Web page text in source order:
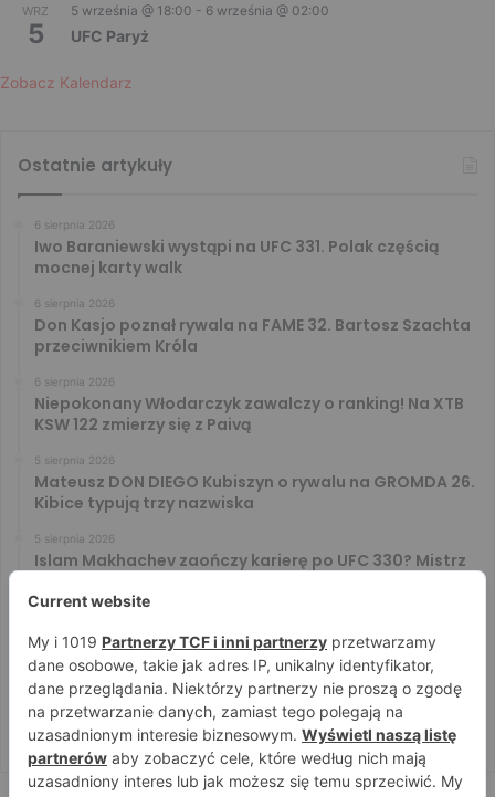
WRZ
5
5 września @ 18:00 - 6 września @ 02:00
UFC Paryż
Zobacz Kalendarz
Ostatnie artykuły
6 sierpnia 2026
Iwo Baraniewski wystąpi na UFC 331. Polak częścią
mocnej karty walk
6 sierpnia 2026
Don Kasjo poznał rywala na FAME 32. Bartosz Szachta
przeciwnikiem Króla
6 sierpnia 2026
Niepokonany Włodarczyk zawalczy o ranking! Na XTB
KSW 122 zmierzy się z Paivą
5 sierpnia 2026
Mateusz DON DIEGO Kubiszyn o rywalu na GROMDA 26.
Kibice typują trzy nazwiska
5 sierpnia 2026
Islam Makhachev zaończy karierę po UFC 330? Mistrz
Tańcula nie gryzł się w język. Wymowna sugestia o
zachowaniu Jacka Murańskiego [VIDEO]
4 sierpnia 2026
Ostre spojrzenia Jóźwiaka i Ryty. Zobacz face to face
przed PRIME 18